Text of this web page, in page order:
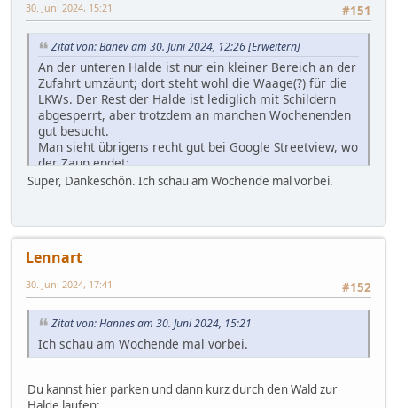
#151
30. Juni 2024, 15:21
Zitat von: Banev am 30. Juni 2024, 12:26[Erweitern]
An der unteren Halde ist nur ein kleiner Bereich an der
Zufahrt umzäunt; dort steht wohl die Waage(?) für die
LKWs. Der Rest der Halde ist lediglich mit Schildern
abgesperrt, aber trotzdem an manchen Wochenenden
gut besucht.
Man sieht übrigens recht gut bei Google Streetview, wo
der Zaun endet:
https://www.google.com/maps/@50.3750739,12.86651
35,3a,55.5y,137.19h,81.86t/data=!3m6!1e1!3m4!1sNsI-
hl=de&coh=205409&entry=ttu
Super, Dankeschön. Ich schau am Wochende mal vorbei.
Lennart
#152
30. Juni 2024, 17:41
Zitat von: Hannes am 30. Juni 2024, 15:21
Ich schau am Wochende mal vorbei.
Du kannst hier parken und dann kurz durch den Wald zur